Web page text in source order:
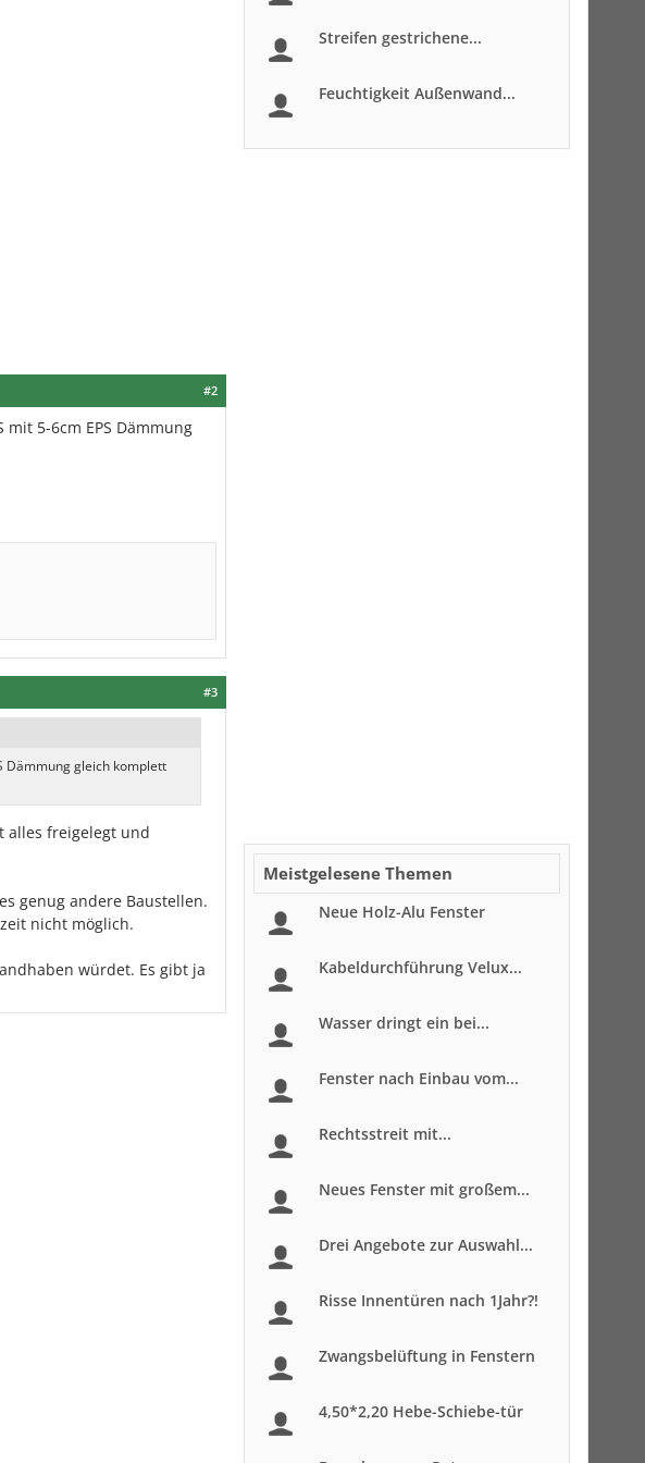
#2
5-6cm EPS Dämmung
#3
Dämmung gleich komplett
alles freigelegt und
genug andere Baustellen.
nicht möglich.
würdet. Es gibt ja
Streifen gestrichene...
Feuchtigkeit Außenwand...
Meistgelesene Themen
Neue Holz-Alu Fenster
Kabeldurchführung Velux...
Wasser dringt ein bei...
Fenster nach Einbau vom...
Rechtsstreit mit...
Neues Fenster mit großem...
Drei Angebote zur Auswahl...
Risse Innentüren nach 1Jahr?!
Zwangsbelüftung in Fenstern
4,50*2,20 Hebe-Schiebe-tür